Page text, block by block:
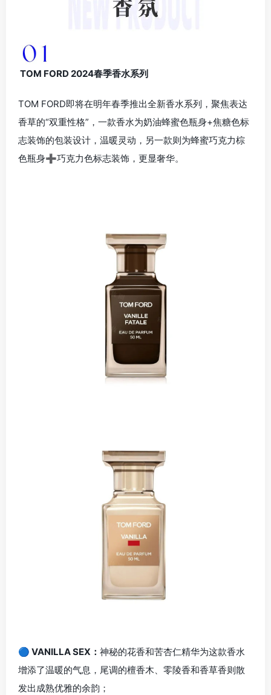
TOM FORD 2024春季香水系列
TOM FORD即将在明年春季推出全新香水系列，聚焦表达
香草的“双重性格”，一款香水为奶油蜂蜜色瓶身+焦糖色标
志装饰的包装设计，温暖灵动，另一款则为蜂蜜巧克力棕
色瓶身➕巧克力色标志装饰，更显奢华。
🔵 VANILLA SEX： 神秘的花香和苦杏仁精华为这款香水
增添了温暖的气息，尾调的檀香木、零陵香和香草香则散
发出成熟优雅的余韵；